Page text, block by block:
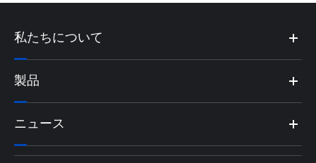
私たちについて
製品
ニュース